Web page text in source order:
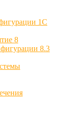
1С
8
8.3